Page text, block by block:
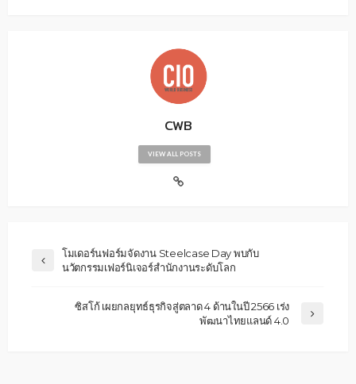
CWB
VIEW ALL POSTS
โมเดอร์นฟอร์มจัดงาน Steelcase Day พบกับ
นวัตกรรมเฟอร์นิเจอร์สำนักงานระดับโลก
ซิสโก้ เผยกลยุทธ์ธุรกิจสู่ตลาด 4 ด้านในปี 2566 เร่ง
พัฒนาไทยแลนด์ 4.0